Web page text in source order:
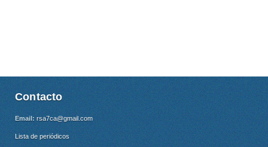
Contacto
Email: rsa7ca@gmail.com
Lista de periódicos